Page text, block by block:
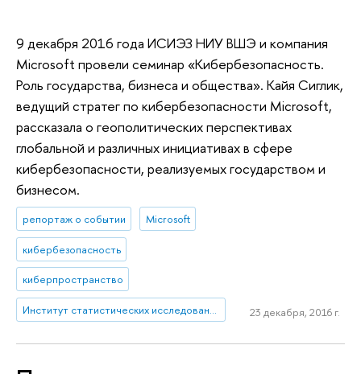
9 декабря 2016 года ИСИЭЗ НИУ ВШЭ и компания
Microsoft провели семинар «Кибербезопасность.
Роль государства, бизнеса и общества». Кайя Сиглик,
ведущий стратег по кибербезопасности Microsoft,
рассказала о геополитических перспективах
глобальной и различных инициативах в сфере
кибербезопасности, реализуемых государством и
бизнесом.
репортаж о событии Microsoft
кибербезопасность
киберпространство
Институт статистических исследований и экономики знаний 23 декабря, 2016 г.